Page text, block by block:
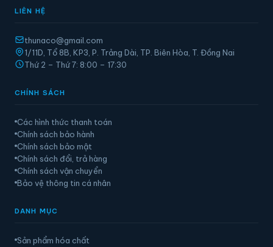
LIÊN HỆ
thunaco@gmail.com
1/11D, Tổ 8B, KP3, P. Trảng Dài, TP. Biên Hòa, T. Đồng Nai
Thứ 2 – Thứ 7: 8:00 – 17:30
CHÍNH SÁCH
Các hình thức thanh toán
Chính sách bảo hành
Chính sách bảo mật
Chính sách đổi, trả hàng
Chính sách vận chuyển
Bảo vệ thông tin cá nhân
DANH MỤC
Sản phẩm hóa chất